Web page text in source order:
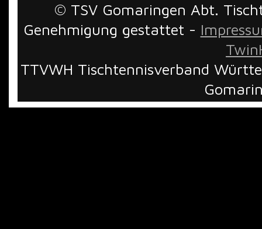
© TSV Gomaringen Abt.
Genehmigung gestattet -
TTVWH Tischtennisverband